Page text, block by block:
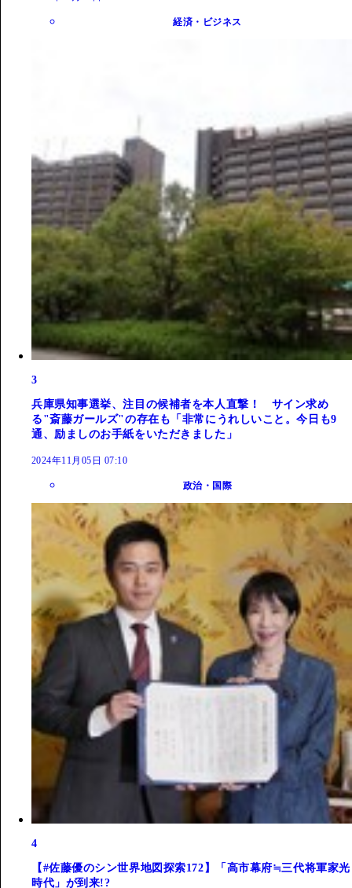
経済・ビジネス
3
兵庫県知事選挙、注目の候補者を本人直撃！ サイン求め
る"斎藤ガールズ"の存在も「非常にうれしいこと。今日も9
通、励ましのお手紙をいただきました」
2024年11月05日 07:10
政治・国際
4
【#佐藤優のシン世界地図探索172】「高市幕府≒三代将軍家光
時代」が到来!?